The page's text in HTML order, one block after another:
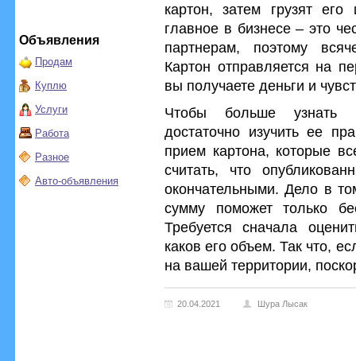
Объявления
Продам
Куплю
Услуги
Работа
Разное
Авто-объявления
картон, затем грузят его
главное в бизнесе – это
партнерам, поэтому
Картон отправляется на
вы получаете деньги и
Чтобы больше узнать
достаточно изучить ее
прием картона, которые
считать, что
окончательными. Дело в
сумму поможет только
Требуется сначала
каков его объем. Так что,
на вашей территории,
20.04.2021 Шура Лысак